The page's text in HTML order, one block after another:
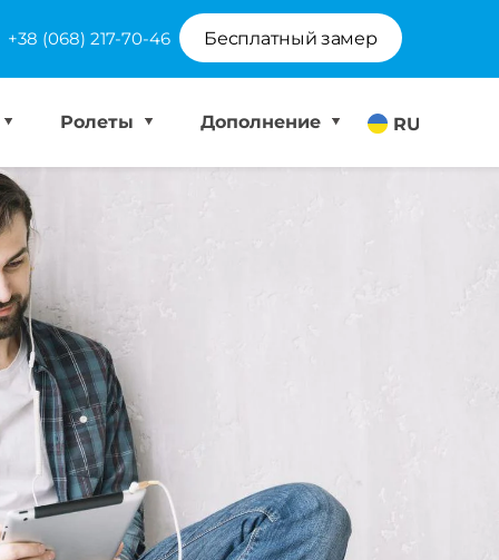
+38 (068) 217-70-46 Бесплатный замер
RU
Ролеты Дополнение